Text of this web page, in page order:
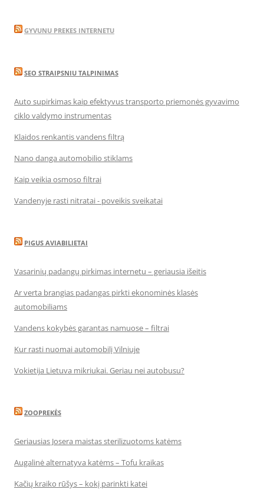
GYVUNU PREKES INTERNETU
SEO STRAIPSNIU TALPINIMAS
Auto supirkimas kaip efektyvus transporto priemonės gyvavimo
ciklo valdymo instrumentas
Klaidos renkantis vandens filtrą
Nano danga automobilio stiklams
Kaip veikia osmoso filtrai
Vandenyje rasti nitratai - poveikis sveikatai
PIGUS AVIABILIETAI
Vasarinių padangų pirkimas internetu – geriausia išeitis
Ar verta brangias padangas pirkti ekonominės klasės
automobiliams
Vandens kokybės garantas namuose – filtrai
Kur rasti nuomai automobilį Vilniuje
Vokietija Lietuva mikriukai. Geriau nei autobusu?
ZOOPREKĖS
Geriausias Josera maistas sterilizuotoms katėms
Augalinė alternatyva katėms – Tofu kraikas
Kačių kraiko rūšys – kokį parinkti katei